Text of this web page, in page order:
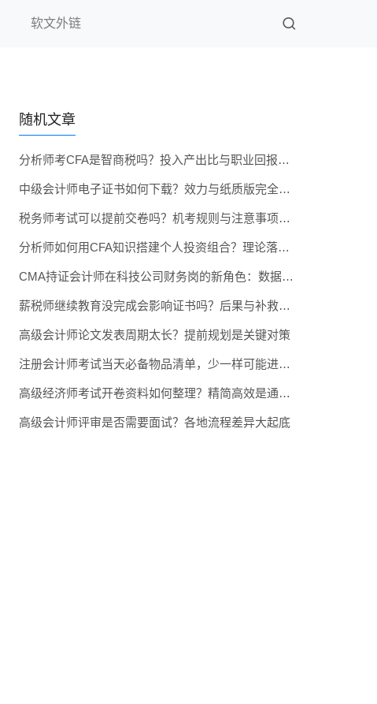
软文外链
随机文章
分析师考CFA是智商税吗？投入产出比与职业回报真实测算
中级会计师电子证书如何下载？效力与纸质版完全一致
税务师考试可以提前交卷吗？机考规则与注意事项全知道
分析师如何用CFA知识搭建个人投资组合？理论落地实操
CMA持证会计师在科技公司财务岗的新角色：数据驱动决策
薪税师继续教育没完成会影响证书吗？后果与补救措施说明
高级会计师论文发表周期太长？提前规划是关键对策
注册会计师考试当天必备物品清单，少一样可能进不了场
高级经济师考试开卷资料如何整理？精简高效是通关关键
高级会计师评审是否需要面试？各地流程差异大起底